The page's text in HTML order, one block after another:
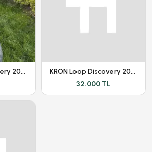
KRON Loop Discovery 2026 | Ekstralı | Yeni Kasa |
KRON Loop Discovery 2026 | Ekstralı | Yeni Kasa |
32.000 TL